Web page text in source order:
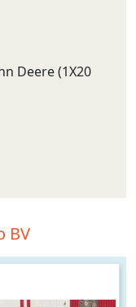
Deere (1X20
BV